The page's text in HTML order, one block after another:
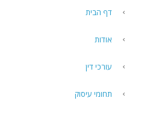
דף הבית
אודות
עורכי דין
תחומי עיסוק